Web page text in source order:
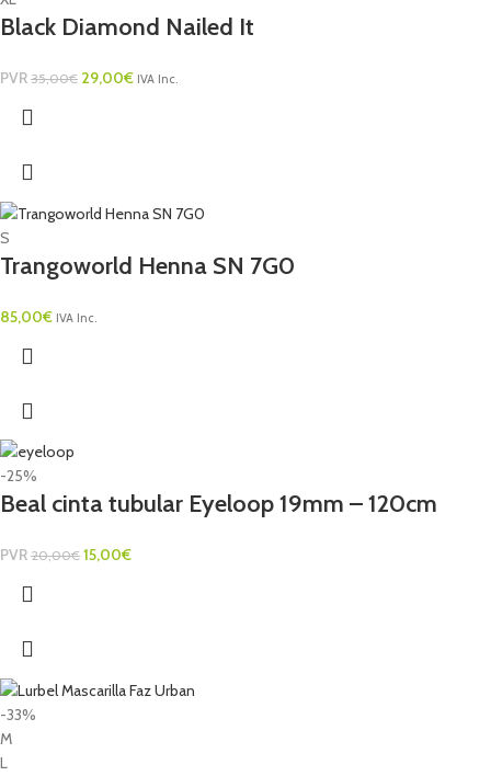
Black Diamond Nailed It
PVR 35,00€ 29,00€ IVA Inc.
S
Trangoworld Henna SN 7G0
85,00€ IVA Inc.
-25%
Beal cinta tubular Eyeloop 19mm – 120cm
PVR 20,00€ 15,00€
-33%
M
L